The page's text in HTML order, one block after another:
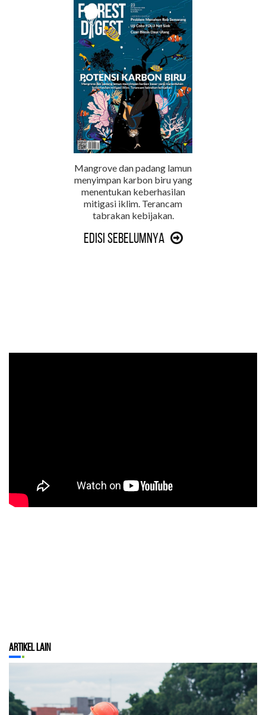
Mangrove dan padang lamun
menyimpan karbon biru yang
menentukan keberhasilan
mitigasi iklim. Terancam
tabrakan kebijakan.
Edisi Sebelumnya
Artikel Lain